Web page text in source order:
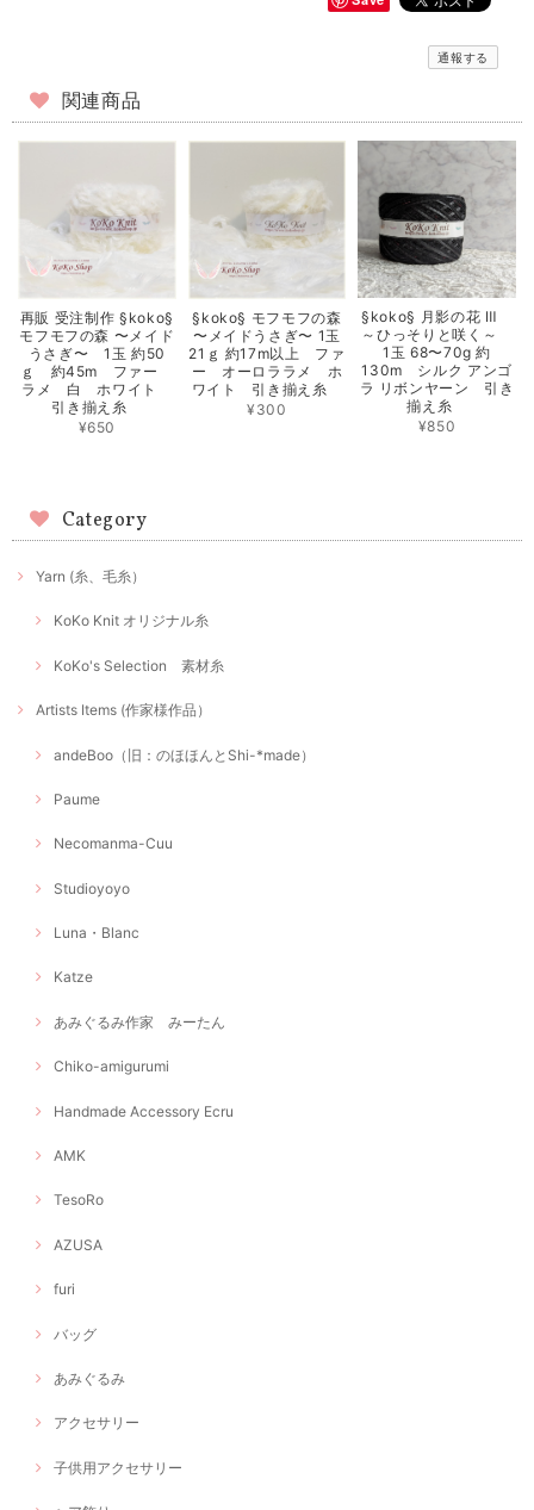
通報する
関連商品
再販 受注制作 §koko§
モフモフの森 〜メイド
うさぎ〜 1玉 約50
ｇ 約45m ファー
ラメ 白 ホワイト
引き揃え糸
¥650
§koko§ モフモフの森
〜メイドうさぎ〜 1玉
21ｇ 約17m以上 ファ
ー オーロララメ ホ
ワイト 引き揃え糸
¥300
§koko§ 月影の花 Ⅲ
～ひっそりと咲く～
1玉 68〜70g 約
130m シルク アンゴ
ラ リボンヤーン 引き
揃え糸
¥850
Category
Yarn (糸、毛糸）
KoKo Knit オリジナル糸
KoKo's Selection 素材糸
Artists Items (作家様作品）
andeBoo（旧：のほほんとShi-*made）
Paume
Necomanma-Cuu
Studioyoyo
Luna・Blanc
Katze
あみぐるみ作家 みーたん
Chiko-amigurumi
Handmade Accessory Ecru
AMK
TesoRo
AZUSA
furi
バッグ
あみぐるみ
アクセサリー
子供用アクセサリー